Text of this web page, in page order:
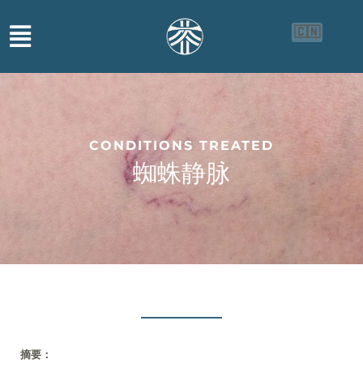
🇨🇳
CONDITIONS TREATED
蜘蛛静脉
摘要：